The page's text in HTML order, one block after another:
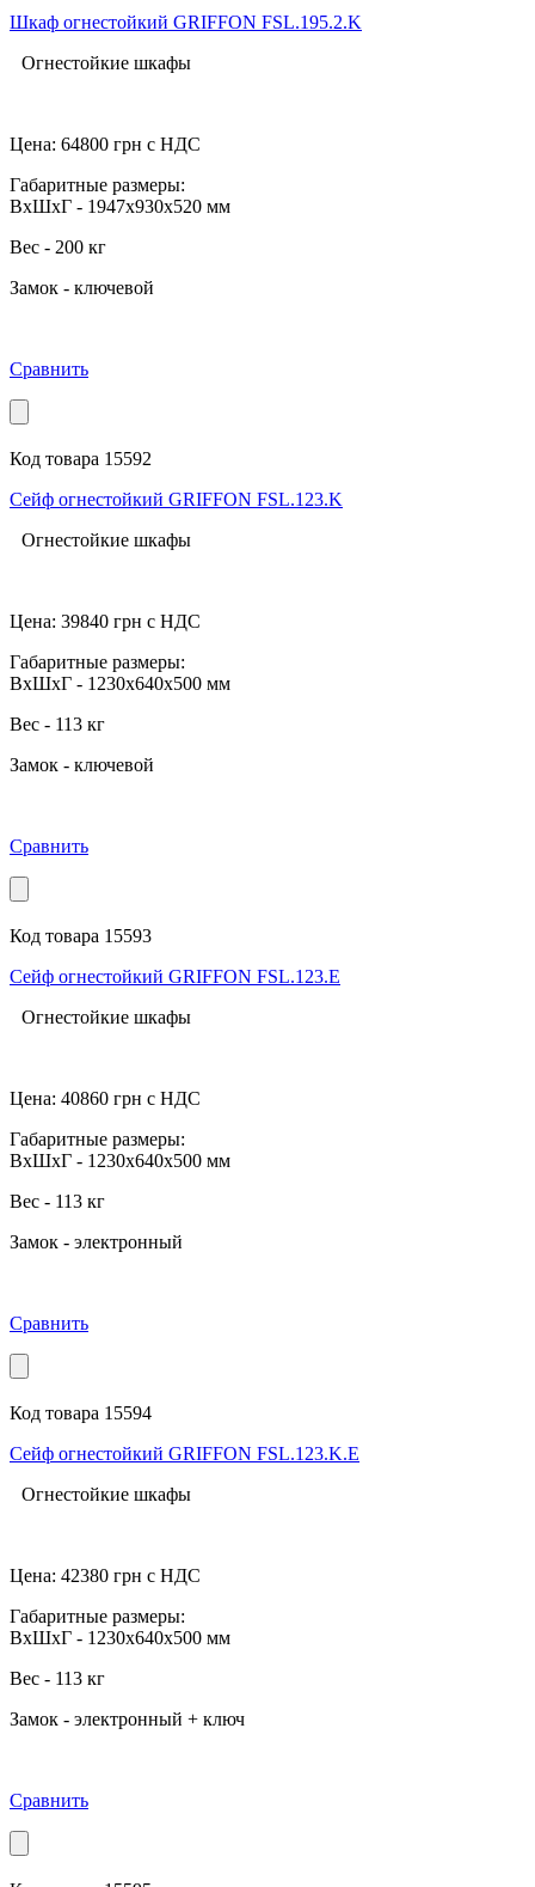
Шкаф огнестойкий GRIFFON FSL.195.2.K
Огнестойкие шкафы
Цена: 64800 грн с НДС
Габаритные размеры:
ВхШхГ - 1947x930x520 мм
Вес - 200 кг
Замок - ключевой
Сравнить
Код товара 15592
Сейф огнестойкий GRIFFON FSL.123.K
Огнестойкие шкафы
Цена: 39840 грн с НДС
Габаритные размеры:
ВхШхГ - 1230x640x500 мм
Вес - 113 кг
Замок - ключевой
Сравнить
Код товара 15593
Сейф огнестойкий GRIFFON FSL.123.Е
Огнестойкие шкафы
Цена: 40860 грн с НДС
Габаритные размеры:
ВхШхГ - 1230x640x500 мм
Вес - 113 кг
Замок - электронный
Сравнить
Код товара 15594
Сейф огнестойкий GRIFFON FSL.123.K.Е
Огнестойкие шкафы
Цена: 42380 грн с НДС
Габаритные размеры:
ВхШхГ - 1230x640x500 мм
Вес - 113 кг
Замок - электронный + ключ
Сравнить